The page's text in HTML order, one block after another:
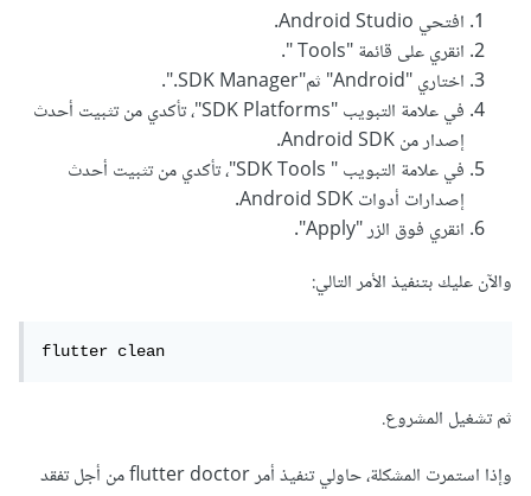
Exception: Gradle task assembleDebug failed with
exit code 1
حد يعرف يحل هذا الايرور
افتحي Android Studio.
انقري على قائمة "Tools ".
اختاري "Android" ثم"SDK Manager.".
في علامة التبويب "SDK Platforms"، تأكدي من تثبيت أحدث
إصدار من Android SDK.
في علامة التبويب " SDK Tools"، تأكدي من تثبيت أحدث
إصدارات أدوات Android SDK.
انقري فوق الزر "Apply".
والآن عليك بتنفيذ الأمر التالي:
flutter clean
ثم تشغيل المشروع.
وإذا استمرت المشكلة، حاولي تنفيذ أمر flutter doctor من أجل تفقد